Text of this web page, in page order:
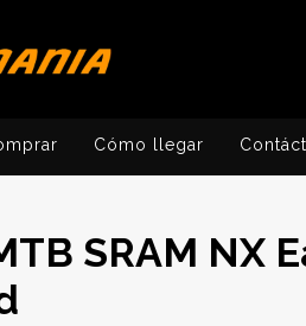
Cómo llegar
SRAM NX